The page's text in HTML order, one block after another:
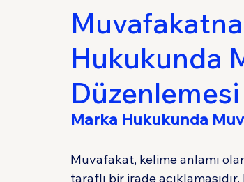
Medeni Usul Hukuku
Hukukunda
Düzenlemesi
Marka Hukukunda
Muvafakat, kelime anlamı
taraflı bir irade